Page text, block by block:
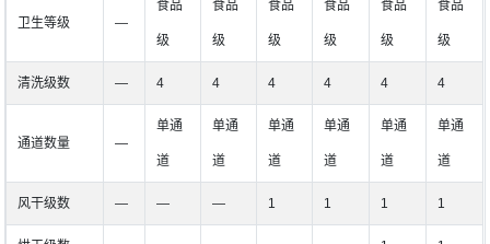
卫生等级 ―
食品
级
食品
级
食品
级
食品
级
食品
级
食品
级
清洗级数 ― 4 4 4 4 4 4
通道数量 ―
单通
道
单通
道
单通
道
单通
道
单通
道
单通
道
风干级数 ― ― ― 1 1 1 1